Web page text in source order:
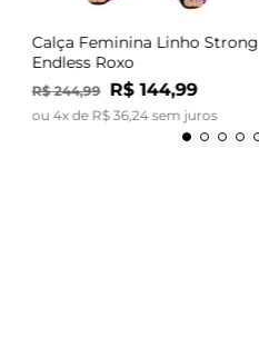
Calça Feminina Linho Strong
Endless Roxo
R$ 244,99 R$ 144,99
ou 4x de R$ 36, 24sem juros